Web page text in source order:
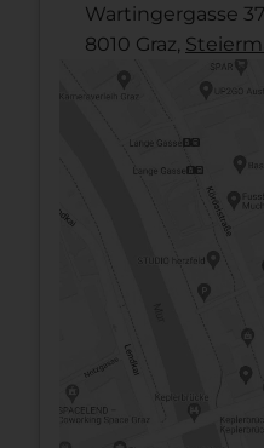
Wartingergasse
8010 Graz,